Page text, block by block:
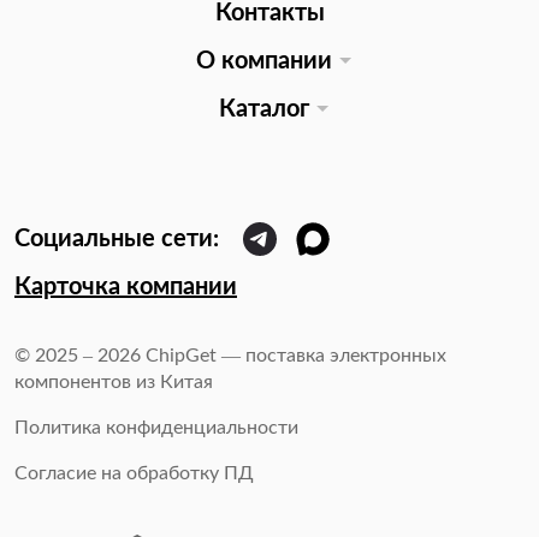
Контакты
О компании
Каталог
Карточка компании
© 2025 – 2026 ChipGet — поставка электронных
компонентов из Китая
Политика конфиденциальности
Согласие на обработку ПД